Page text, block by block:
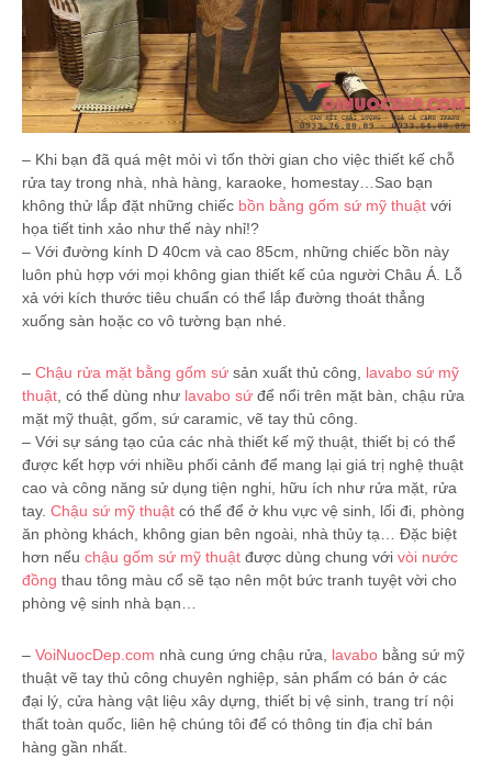
– Khi bạn đã quá mệt mỏi vì tốn thời gian cho việc thiết kế chỗ
rửa tay trong nhà, nhà hàng, karaoke, homestay…Sao bạn
không thử lắp đặt những chiếc bồn bằng gốm sứ mỹ thuật với
họa tiết tinh xảo như thế này nhỉ!?
– Với đường kính D 40cm và cao 85cm, những chiếc bồn này
luôn phù hợp với mọi không gian thiết kế của người Châu Á. Lỗ
xả với kích thước tiêu chuẩn có thể lắp đường thoát thẳng
xuống sàn hoặc co vô tường bạn nhé.
– Chậu rửa mặt bằng gốm sứ sản xuất thủ công, lavabo sứ mỹ
thuật , có thể dùng như lavabo sứ để nổi trên mặt bàn, chậu rửa
mặt mỹ thuật, gốm, sứ caramic, vẽ tay thủ công.
– Với sự sáng tạo của các nhà thiết kế mỹ thuật, thiết bị có thể
được kết hợp với nhiều phối cảnh để mang lại giá trị nghệ thuật
cao và công năng sử dụng tiện nghi, hữu ích như rửa mặt, rửa
tay. Chậu sứ mỹ thuật có thể để ở khu vực vệ sinh, lối đi, phòng
ăn phòng khách, không gian bên ngoài, nhà thủy tạ… Đặc biệt
hơn nếu chậu gốm sứ mỹ thuật được dùng chung với vòi nước
đồng thau tông màu cổ sẽ tạo nên một bức tranh tuyệt vời cho
phòng vệ sinh nhà bạn…
– VoiNuocDep.com nhà cung ứng chậu rửa, lavabo bằng sứ mỹ
thuật vẽ tay thủ công chuyên nghiệp, sản phẩm có bán ở các
đại lý, cửa hàng vật liệu xây dựng, thiết bị vệ sinh, trang trí nội
thất toàn quốc, liên hệ chúng tôi để có thông tin địa chỉ bán
hàng gần nhất.